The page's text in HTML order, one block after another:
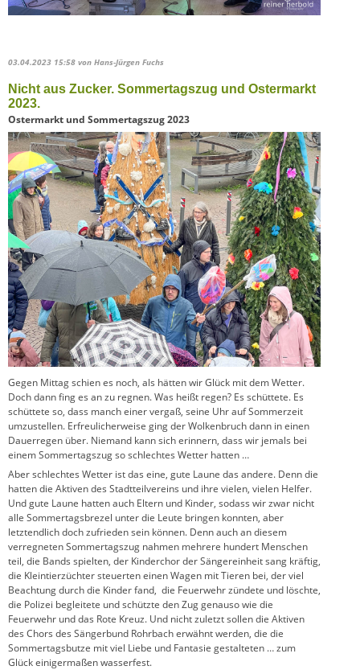
03.04.2023 15:58 von Hans-Jürgen Fuchs
Nicht aus Zucker. Sommertagszug und Ostermarkt
2023.
Ostermarkt und Sommertagszug 2023
Gegen Mittag schien es noch, als hätten wir Glück mit dem Wetter.
Doch dann fing es an zu regnen. Was heißt regen? Es schüttete. Es
schüttete so, dass manch einer vergaß, seine Uhr auf Sommerzeit
umzustellen. Erfreulicherweise ging der Wolkenbruch dann in einen
Dauerregen über. Niemand kann sich erinnern, dass wir jemals bei
einem Sommertagszug so schlechtes Wetter hatten …
Aber schlechtes Wetter ist das eine, gute Laune das andere. Denn die
hatten die Aktiven des Stadtteilvereins und ihre vielen, vielen Helfer.
Und gute Laune hatten auch Eltern und Kinder, sodass wir zwar nicht
alle Sommertagsbrezel unter die Leute bringen konnten, aber
letztendlich doch zufrieden sein können. Denn auch an diesem
verregneten Sommertagszug nahmen mehrere hundert Menschen
teil, die Bands spielten, der Kinderchor der Sängereinheit sang kräftig,
die Kleintierzüchter steuerten einen Wagen mit Tieren bei, der viel
Beachtung durch die Kinder fand, die Feuerwehr zündete und löschte,
die Polizei begleitete und schützte den Zug genauso wie die
Feuerwehr und das Rote Kreuz. Und nicht zuletzt sollen die Aktiven
des Chors des Sängerbund Rohrbach erwähnt werden, die die
Sommertagsbutze mit viel Liebe und Fantasie gestalteten … zum
Glück einigermaßen wasserfest.